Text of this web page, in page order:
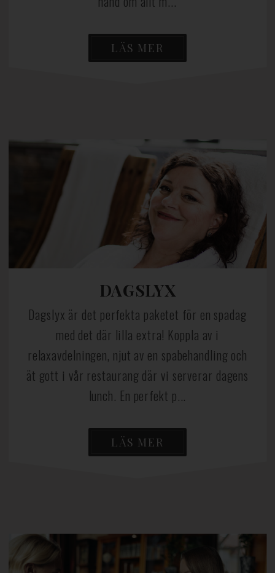
LÄS MER
DAGSLYX
Dagslyx är det perfekta paketet för en spadag
med det där lilla extra! Koppla av i
relaxavdelningen, njut av en spabehandling och
ät gott i vår restaurang där vi serverar dagens
lunch. En perfekt p...
LÄS MER